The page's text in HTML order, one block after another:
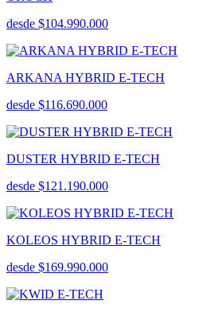
desde $104.990.000
ARKANA HYBRID E-TECH
desde $116.690.000
DUSTER HYBRID E-TECH
desde $121.190.000
KOLEOS HYBRID E-TECH
desde $169.990.000